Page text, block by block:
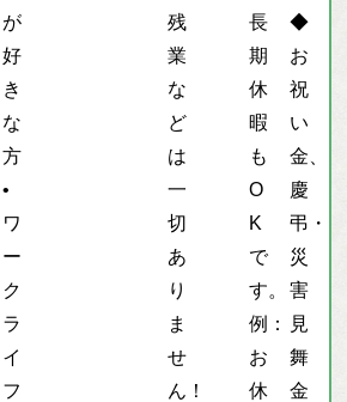
が
好
き
な
方
•
ワ
ー
ク
ラ
イ
フ
残
業
な
ど
は
一
切
あ
り
ま
せ
ん！
長
期
休
暇
も
O
K
で
す。
例：
お
休
◆
お
祝
い
金、
慶
弔・
災
害
見
舞
金